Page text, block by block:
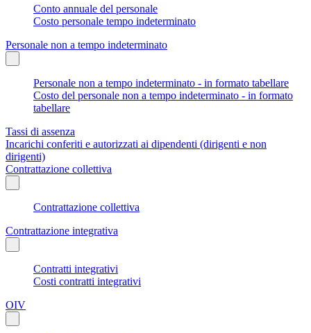
Conto annuale del personale
Costo personale tempo indeterminato
Personale non a tempo indeterminato
Personale non a tempo indeterminato - in formato tabellare
Costo del personale non a tempo indeterminato - in formato
tabellare
Tassi di assenza
Incarichi conferiti e autorizzati ai dipendenti (dirigenti e non
dirigenti)
Contrattazione collettiva
Contrattazione collettiva
Contrattazione integrativa
Contratti integrativi
Costi contratti integrativi
OIV